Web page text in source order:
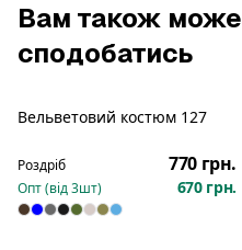
Вам також може
сподобатись
Вельветовий костюм 127
Роздріб 770 грн.
Опт (від3шт) 670 грн.